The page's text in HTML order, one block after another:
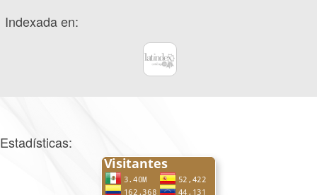
Indexada en:
Estadísticas: